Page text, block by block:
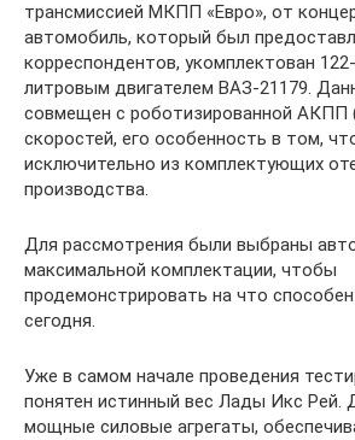
трансмиссией МКПП «Евро», от
автомобиль, который был
корреспондентов, укомплектован
литровым двигателем ВАЗ-21179.
совмещен с роботизированной АКПП
скоростей, его особенность в том,
исключительно из комплектующих
производства.
Для рассмотрения были выбраны
максимальной комплектации, чтобы
продемонстрировать на что
сегодня.
Уже в самом начале проведения
понятен истинный вес Лады Икс Рей.
мощные силовые агрегаты,